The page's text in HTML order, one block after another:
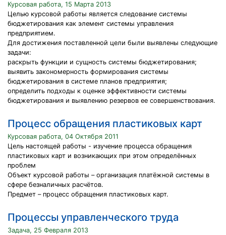
Курсовая работа, 15 Марта 2013
Целью курсовой работы является следование системы
бюджетирования как элемент системы управления
предприятием.
Для достижения поставленной цели были выявлены следующие
задачи:
раскрыть функции и сущность системы бюджетирования;
выявить закономерность формирования системы
бюджетирования в системе планов предприятия;
определить подходы к оценке эффективности системы
бюджетирования и выявлению резервов ее совершенствования.
Процесс обращения пластиковых карт
Курсовая работа, 04 Октября 2011
Цель настоящей работы - изучение процесса обращения
пластиковых карт и возникающих при этом определённых
проблем
Объект курсовой работы – организация платёжной системы в
сфере безналичных расчётов.
Предмет – процесс обращения пластиковых карт.
Процессы управленческого труда
Задача, 25 Февраля 2013